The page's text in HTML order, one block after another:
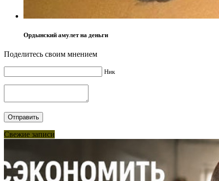
Ордынский амулет на деньги
Поделитесь своим мнением
Ник
Свежие записи